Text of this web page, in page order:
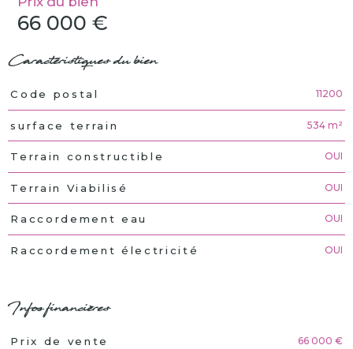
66 000 €
Caractéristiques du bien
Caractéristiques
Code postal 11200
surface terrain 534 m²
Terrain constructible OUI
Terrain Viabilisé OUI
Raccordement eau OUI
Raccordement électricité OUI
Infos financières
Caractéristiques Valeurs
Prix de vente 66 000 €